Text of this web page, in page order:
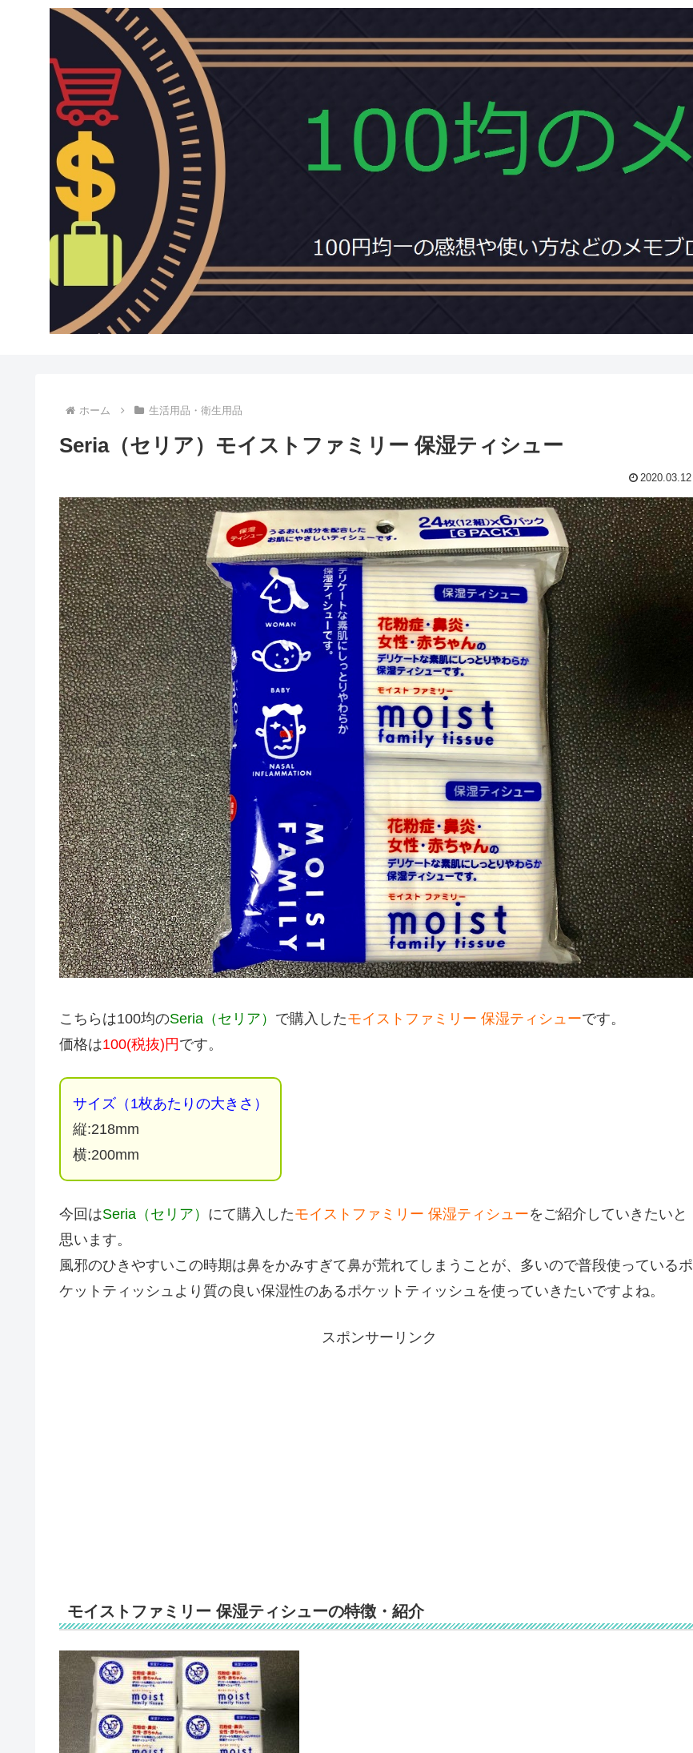
ホーム 生活用品・衛生用品
Seria（セリア）モイストファミリー 保湿ティシュー
2020.03.12
こちらは100均のSeria（セリア） で購入したモイストファミリー 保湿ティシューです。
価格は100(税抜)円 です。
サイズ（1枚あたりの大きさ）
縦:218mm
横:200mm
今回はSeria（セリア） にて購入したモイストファミリー 保湿ティシューをご紹介していきたいと
思います。
風邪のひきやすいこの時期は鼻をかみすぎて鼻が荒れてしまうことが、多いので普段使っているポ
ケットティッシュより質の良い保湿性のあるポケットティッシュを使っていきたいですよね。
スポンサーリンク
モイストファミリー 保湿ティシューの特徴・紹介